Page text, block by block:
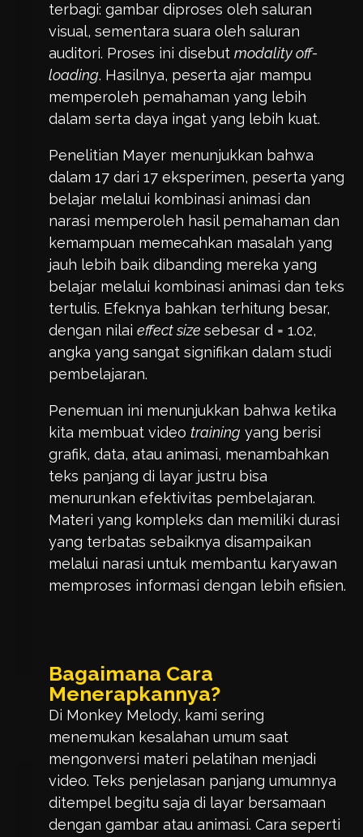
terbagi: gambar diproses oleh saluran
visual, sementara suara oleh saluran
auditori. Proses ini disebut modality off-
loading. Hasilnya, peserta ajar mampu
memperoleh pemahaman yang lebih
dalam serta daya ingat yang lebih kuat.
Penelitian Mayer menunjukkan bahwa
dalam 17 dari 17 eksperimen, peserta yang
belajar melalui kombinasi animasi dan
narasi memperoleh hasil pemahaman dan
kemampuan memecahkan masalah yang
jauh lebih baik dibanding mereka yang
belajar melalui kombinasi animasi dan teks
tertulis. Efeknya bahkan terhitung besar,
dengan nilai effect size sebesar d = 1.02,
angka yang sangat signifikan dalam studi
pembelajaran.
Penemuan ini menunjukkan bahwa ketika
kita membuat video training yang berisi
grafik, data, atau animasi, menambahkan
teks panjang di layar justru bisa
menurunkan efektivitas pembelajaran.
Materi yang kompleks dan memiliki durasi
yang terbatas sebaiknya disampaikan
melalui narasi untuk membantu karyawan
memproses informasi dengan lebih efisien.
Bagaimana Cara
Menerapkannya?
Di Monkey Melody, kami sering
menemukan kesalahan umum saat
mengonversi materi pelatihan menjadi
video. Teks penjelasan panjang umumnya
ditempel begitu saja di layar bersamaan
dengan gambar atau animasi. Cara seperti